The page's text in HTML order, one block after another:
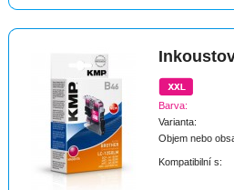
Barva:
Varianta:
Objem nebo
Kompatibilní s: